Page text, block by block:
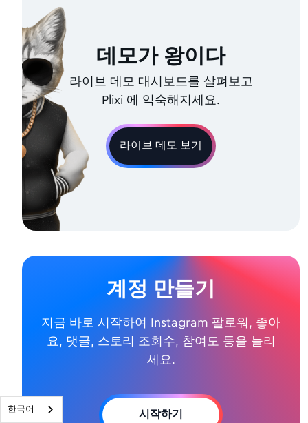
데모가 왕이다
라이브 데모 대시보드를 살펴보고
Plixi 에 익숙해지세요.
라이브 데모 보기
계정 만들기
지금 바로 시작하여 Instagram 팔로워, 좋아
요, 댓글, 스토리 조회수, 참여도 등을 늘리
세요.
시작하기
한국어